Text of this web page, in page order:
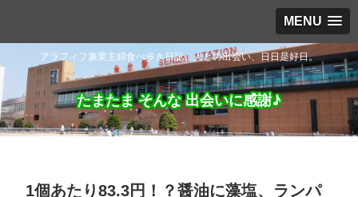
MENU
アラフィフ兼業主婦食べ歩き日記。人との出会い、日日是好日。
たまたま そんな 出会いに感謝♪
1個あたり83.3円！？醤油に藻塩、ランパ